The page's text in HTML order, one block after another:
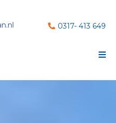
0317- 413 649